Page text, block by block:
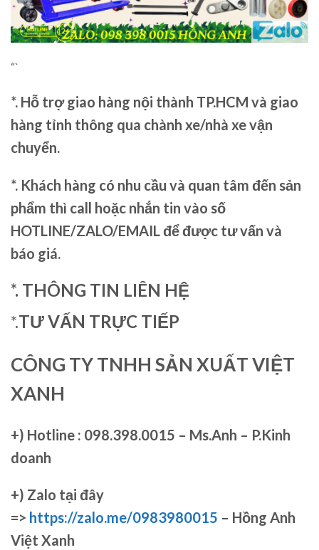
“`
*. Hỗ trợ giao hàng nội thành TP.HCM và giao
hàng tỉnh thông qua chành xe/nhà xe vận
chuyển.
*. Khách hàng có nhu cầu và quan tâm đến sản
phẩm thì call hoặc nhắn tin vào số
HOTLINE/ZALO/EMAIL để được tư vấn và
báo giá.
*. THÔNG TIN LIÊN HỆ
*.TƯ VẤN TRỰC TIẾP
CÔNG TY TNHH SẢN XUẤT VIỆT
XANH
+) Hotline : 098.398.0015 – Ms.Anh – P.Kinh
doanh
+) Zalo tại đây
=> https://zalo.me/0983980015 – Hồng Anh
Việt Xanh